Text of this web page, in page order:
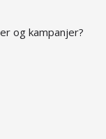
og kampanjer?